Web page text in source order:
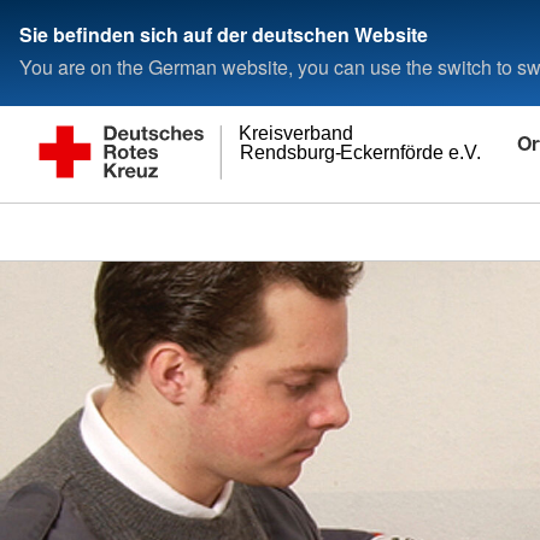
Sie befinden sich auf der deutschen Website
You are on the German website, you can use the switch to
Rendsburg-Eckernförde e.V.
Kreisverband